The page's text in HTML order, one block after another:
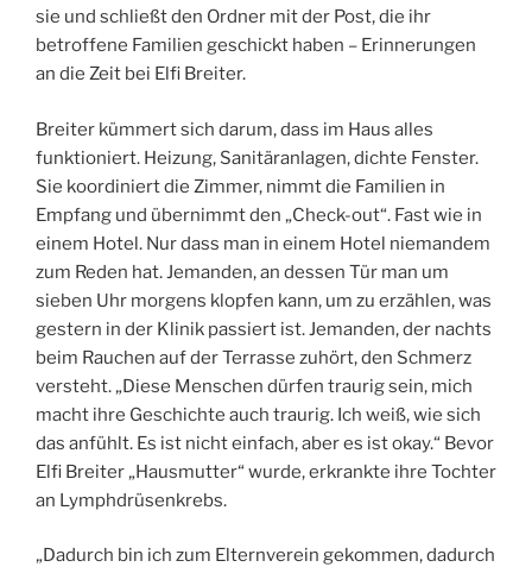
sie und schließt den Ordner mit der Post, die ihr
betroffene Familien geschickt haben – Erinnerungen
an die Zeit bei Elfi Breiter.
Breiter kümmert sich darum, dass im Haus alles
funktioniert. Heizung, Sanitäranlagen, dichte Fenster.
Sie koordiniert die Zimmer, nimmt die Familien in
Empfang und übernimmt den „Check-out“. Fast wie in
einem Hotel. Nur dass man in einem Hotel niemandem
zum Reden hat. Jemanden, an dessen Tür man um
sieben Uhr morgens klopfen kann, um zu erzählen, was
gestern in der Klinik passiert ist. Jemanden, der nachts
beim Rauchen auf der Terrasse zuhört, den Schmerz
versteht. „Diese Menschen dürfen traurig sein, mich
macht ihre Geschichte auch traurig. Ich weiß, wie sich
das anfühlt. Es ist nicht einfach, aber es ist okay.“ Bevor
Elfi Breiter „Hausmutter“ wurde, erkrankte ihre Tochter
an Lymphdrüsenkrebs.
„Dadurch bin ich zum Elternverein gekommen, dadurch